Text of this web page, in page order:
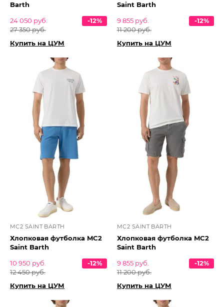
Barth
24 050 руб.
27 350 руб.
-12%
Купить на ЦУМ
Saint Barth
9 855 руб.
11 200 руб.
-12%
Купить на ЦУМ
MC2 SAINT BARTH
Хлопковая футболка MC2
Saint Barth
10 950 руб.
12 450 руб.
-12%
Купить на ЦУМ
MC2 SAINT BARTH
Хлопковая футболка MC2
Saint Barth
9 855 руб.
11 200 руб.
-12%
Купить на ЦУМ